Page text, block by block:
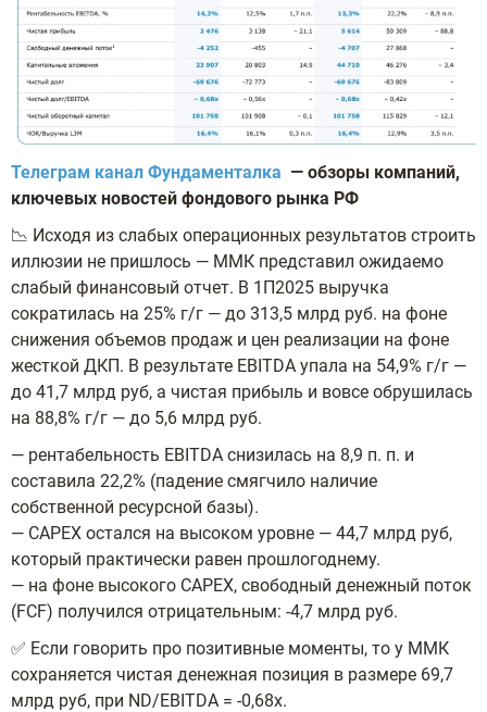
Телеграм канал Фундаменталка — обзоры компаний,
ключевых новостей фондового рынка РФ
📉 Исходя из слабых операционных результатов строить
иллюзии не пришлось — ММК представил ожидаемо
слабый финансовый отчет. В 1П2025 выручка
сократилась на 25% г/г — до 313,5 млрд руб. на фоне
снижения объемов продаж и цен реализации на фоне
жесткой ДКП. В результате EBITDA упала на 54,9% г/г —
до 41,7 млрд руб, а чистая прибыль и вовсе обрушилась
на 88,8% г/г — до 5,6 млрд руб.
— рентабельность EBITDA снизилась на 8,9 п. п. и
составила 22,2% (падение смягчило наличие
собственной ресурсной базы).
— CAPEX остался на высоком уровне — 44,7 млрд руб,
который практически равен прошлогоднему.
— на фоне высокого CAPEX, свободный денежный поток
(FCF) получился отрицательным: -4,7 млрд руб.
✅ Если говорить про позитивные моменты, то у ММК
сохраняется чистая денежная позиция в размере 69,7
млрд руб, при ND/EBITDA = -0,68x.